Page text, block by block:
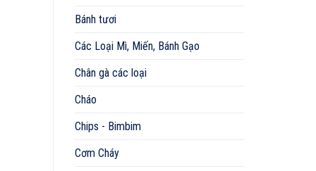
Bánh tươi
Các Loại Mì, Miến, Bánh Gạo
Chân gà các loại
Cháo
Chips - Bimbim
Cơm Cháy